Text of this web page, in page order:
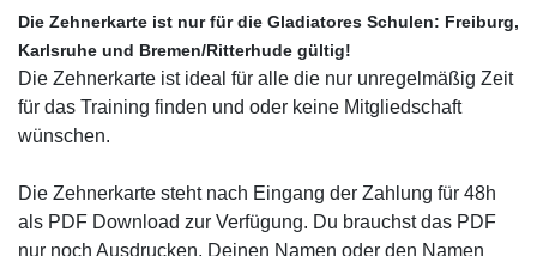
Die Zehnerkarte ist nur für die Gladiatores Schulen: Freiburg,
Karlsruhe und Bremen/Ritterhude gültig!
Die Zehnerkarte ist ideal für alle die nur unregelmäßig Zeit
für das Training finden und oder keine Mitgliedschaft
wünschen.
Die Zehnerkarte steht nach Eingang der Zahlung für 48h
als PDF Download zur Verfügung. Du brauchst das PDF
nur noch Ausdrucken, Deinen Namen oder den Namen